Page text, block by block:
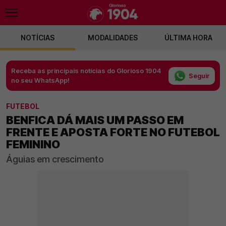
NOTÍCIAS MODALIDADES ÚLTIMA HORA
Receba as principais notícias do Glorioso 1904
no seu WhatsApp!
Seguir
FUTEBOL
BENFICA DÁ MAIS UM PASSO EM
FRENTE E APOSTA FORTE NO FUTEBOL
FEMININO
Águias em crescimento